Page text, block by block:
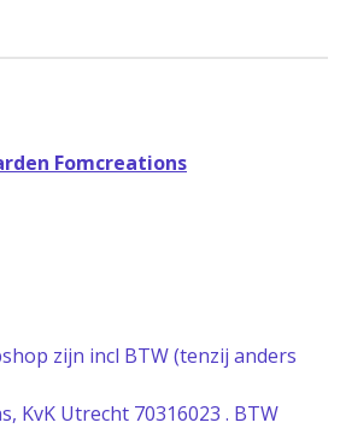
Fomcreations
zijn incl BTW (tenzij anders
KvK Utrecht 70316023 . BTW